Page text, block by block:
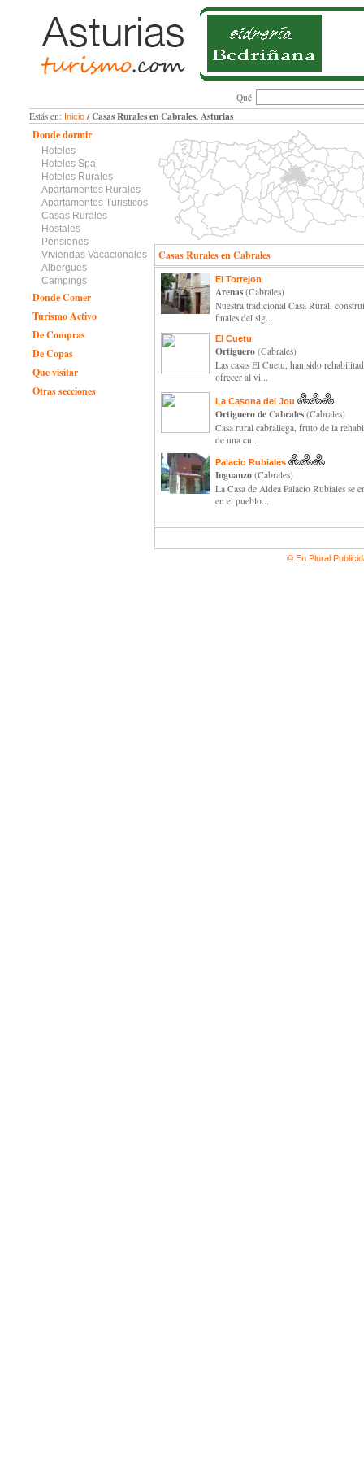
Qué
Estás en: Inicio/ Casas Rurales en Cabrales, Asturias
Donde dormir
Hoteles
Hoteles Spa
Hoteles Rurales
Apartamentos Rurales
Apartamentos Turisticos
Casas Rurales
Hostales
Pensiones
Viviendas Vacacionales
Albergues
Campings
Donde Comer
Turismo Activo
De Compras
De Copas
Que visitar
Otras secciones
Casas Rurales en Cabrales
El Torrejon
Arenas(Cabrales)
Nuestra tradicional Casa Rural,
finales del sig...
El Cuetu
Ortiguero (Cabrales)
Las casas El Cuetu, han sido
ofrecer al vi...
La Casona del Jou
Ortiguero de Cabrales(Cabrales)
Casa rural cabraliega, fruto de la
de una cu...
Palacio Rubiales
Inguanzo(Cabrales)
La Casa de Aldea Palacio Rubiales se
en el pueblo...
© En Plural